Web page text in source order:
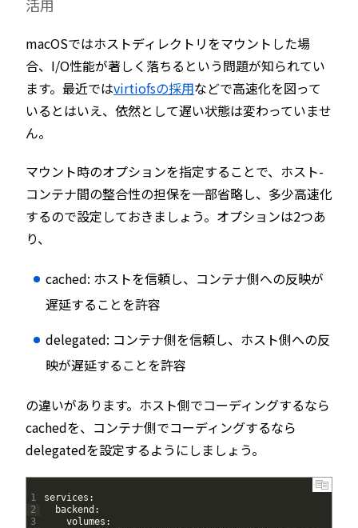
活用
macOSではホストディレクトリをマウントした場
合、I/O性能が著しく落ちるという問題が知られてい
ます。最近ではvirtiofsの採用などで高速化を図って
いるとはいえ、依然として遅い状態は変わっていませ
ん。
マウント時のオプションを指定することで、ホスト-
コンテナ間の整合性の担保を一部省略し、多少高速化
するので設定しておきましょう。オプションは2つあ
り、
cached: ホストを信頼し、コンテナ側への反映が
遅延することを許容
delegated: コンテナ側を信頼し、ホスト側への反
映が遅延することを許容
の違いがあります。ホスト側でコーディングするなら
cachedを、コンテナ側でコーディングするなら
delegatedを設定するようにしましょう。
1
2
3
services :
backend :
volumes :